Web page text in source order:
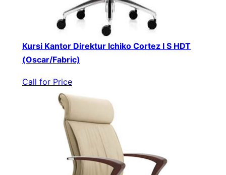
Kursi Kantor Direktur Ichiko Cortez I S HDT
(Oscar/Fabric)
Call for Price